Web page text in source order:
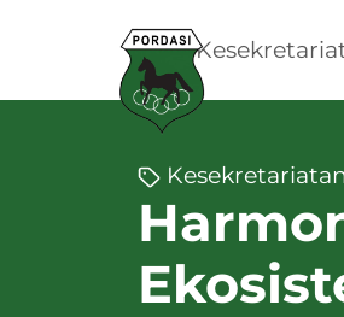
Kesekretariatan